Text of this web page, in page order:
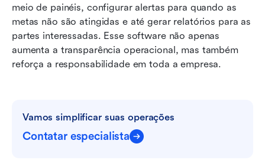
meio de painéis, configurar alertas para quando as
metas não são atingidas e até gerar relatórios para as
partes interessadas. Esse software não apenas
aumenta a transparência operacional, mas também
reforça a responsabilidade em toda a empresa.
Vamos simplificar suas operações
Contatar especialista